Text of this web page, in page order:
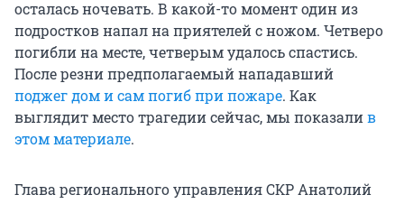
осталась ночевать. В какой-то момент один из
подростков напал на приятелей с ножом. Четверо
погибли на месте, четверым удалось спастись.
После резни предполагаемый нападавший
поджег дом и сам погиб при пожаре. Как
выглядит место трагедии сейчас, мы показалив
этом материале.
Глава регионального управления СКР Анатолий